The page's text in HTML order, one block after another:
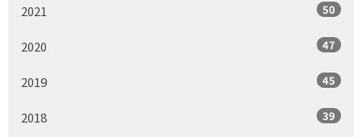
2021 50
2020 47
2019 45
2018 39